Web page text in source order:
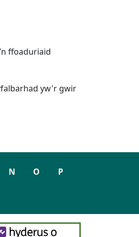
ffoaduriaid
yw'r gwir
N O P